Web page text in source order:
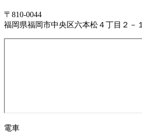
〒810-0044
福岡県福岡市中央区六本松４丁目２－１
電車